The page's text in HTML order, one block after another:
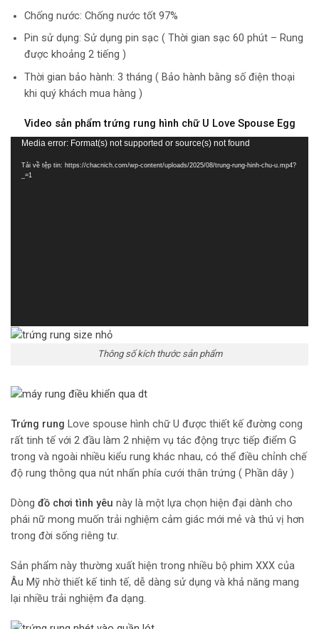
Chống nước: Chống nước tốt 97%
Pin sử dụng: Sử dụng pin sạc ( Thời gian sạc 60 phút – Rung
được khoảng 2 tiếng )
Thời gian bảo hành: 3 tháng ( Bảo hành bằng số điện thoại
khi quý khách mua hàng )
Video sản phẩm trứng rung hình chữ U Love Spouse Egg
Trình
chơi
Video
Media error: Format(s) not supported or source(s) not found
Tải về tệp tin: https://chacnich.com/wp-content/uploads/2025/08/trung-rung-hinh-chu-u.mp4?
_=1
Thông số kích thước sản phẩm
Trứng rung Love spouse hình chữ U được thiết kế đường cong
rất tinh tế với 2 đầu làm 2 nhiệm vụ tác động trực tiếp điểm G
trong và ngoài nhiều kiểu rung khác nhau, có thể điều chỉnh chế
độ rung thông qua nút nhấn phía cưới thân trứng ( Phần dây )
Dòng đồ chơi tình yêu này là một lựa chọn hiện đại dành cho
phái nữ mong muốn trải nghiệm cảm giác mới mẻ và thú vị hơn
trong đời sống riêng tư.
Sản phẩm này thường xuất hiện trong nhiều bộ phim XXX của
Âu Mỹ nhờ thiết kế tinh tế, dễ dàng sử dụng và khả năng mang
lại nhiều trải nghiệm đa dạng.